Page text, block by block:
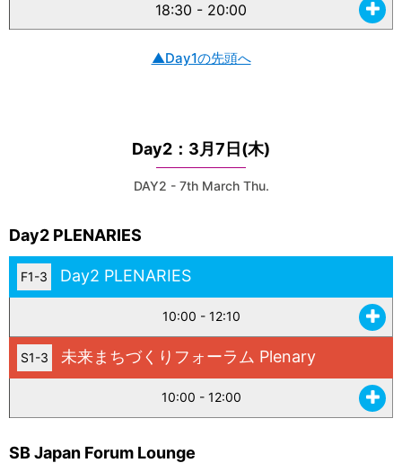
18:30 - 20:00
▲Day1の先頭へ
Day2：3月7日(木)
DAY2 - 7th March Thu.
Day2 PLENARIES
F1-3 Day2 PLENARIES
10:00 - 12:10
S1-3 未来まちづくりフォーラム Plenary
10:00 - 12:00
SB Japan Forum Lounge